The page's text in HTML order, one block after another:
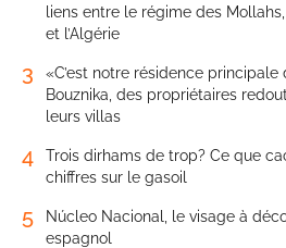
liens entre le régime des
et l’Algérie
3
«C’est notre résidence principale
Bouznika, des propriétaires
leurs villas
4
Trois dirhams de trop? Ce que
chiffres sur le gasoil
5
Núcleo Nacional, le visage à
espagnol